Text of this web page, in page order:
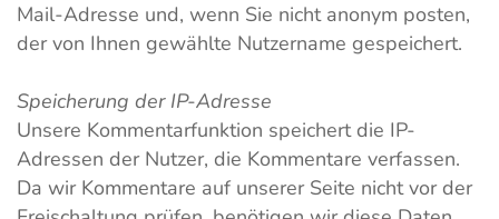
Mail-Adresse und, wenn Sie nicht anonym posten,
der von Ihnen gewählte Nutzername gespeichert.
Speicherung der IP-Adresse
Unsere Kommentarfunktion speichert die IP-
Adressen der Nutzer, die Kommentare verfassen.
Da wir Kommentare auf unserer Seite nicht vor der